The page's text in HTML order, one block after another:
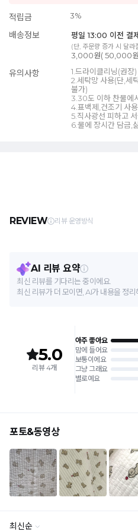
적립금 3%
배송정보 평일 13:00 이전 결
(단, 주문량 증가 시 달라
3,000원( 50,000원
유의사항
1.드라이클리닝(권장)
2.세탁망 사용(단,세
불가)
3.30도 이하 찬물에
4.표백제,건조기 사
5.직사광선 피하고
6.물에 장시간 담금,